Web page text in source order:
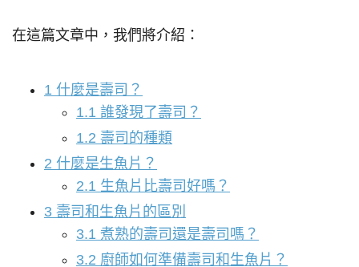
在這篇文章中，我們將介紹：
1 什麼是壽司？
1.1 誰發現了壽司？
1.2 壽司的種類
2 什麼是生魚片？
2.1 生魚片比壽司好嗎？
3 壽司和生魚片的區別
3.1 煮熟的壽司還是壽司嗎？
3.2 廚師如何準備壽司和生魚片？